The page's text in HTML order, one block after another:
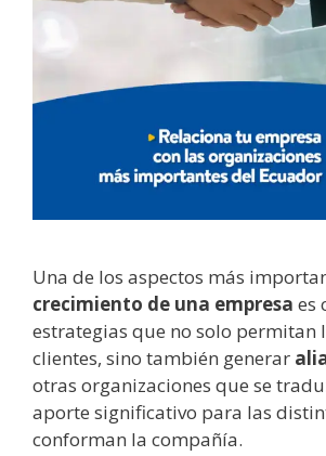
Una de los aspectos más
crecimiento de una empresa es
estrategias que no solo permitan
clientes, sino también generar
otras organizaciones que se
aporte significativo para las
conforman la compañía.